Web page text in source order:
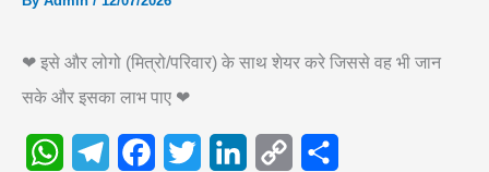
❤ इसे और लोगो (मित्रो/परिवार) के साथ शेयर करे जिससे वह भी जान
सके और इसका लाभ पाए ❤